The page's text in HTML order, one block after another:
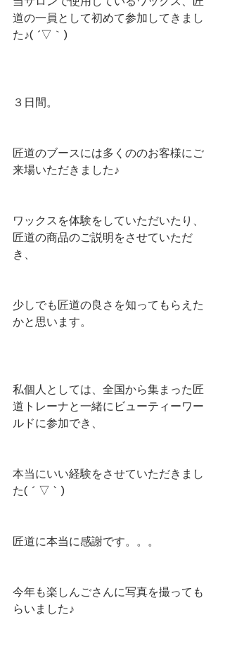
道の一員として初めて参加してきまし
た♪( ´▽｀)
３日間。
匠道のブースには多くののお客様にご
来場いただきました♪
ワックスを体験をしていただいたり、
匠道の商品のご説明をさせていただ
き、
少しでも匠道の良さを知ってもらえた
かと思います。
私個人としては、全国から集まった匠
道トレーナと一緒にビューティーワー
ルドに参加でき、
本当にいい経験をさせていただきまし
た( ´ ▽ ` )
匠道に本当に感謝です。。。
今年も楽しんごさんに写真を撮っても
らいました♪